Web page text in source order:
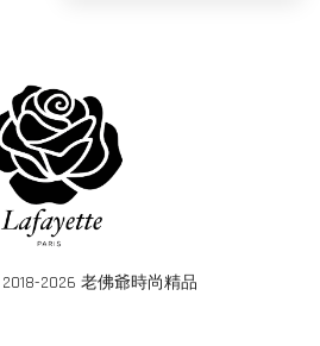
2026 老佛爺時尚精品